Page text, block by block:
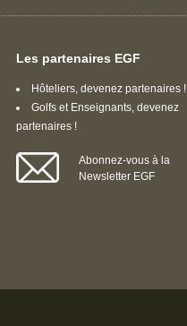
Les partenaires EGF
Hôteliers, devenez partenaires !
Golfs et Enseignants, devenez
partenaires !
Abonnez-vous à la
Newsletter EGF